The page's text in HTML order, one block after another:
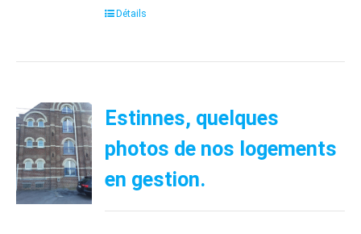
Détails
Estinnes, quelques
photos de nos logements
en gestion.